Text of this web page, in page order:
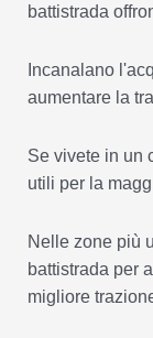
battistrada
Incanalano
aumentare la
Se vivete in un
utili per la
Nelle zone più
battistrada per
migliore